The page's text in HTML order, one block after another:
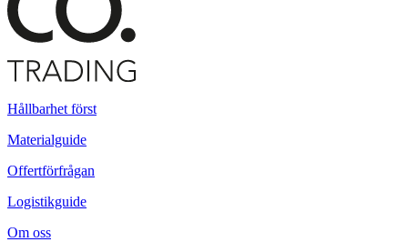
Hållbarhet först
Materialguide
Offertförfrågan
Logistikguide
Om oss